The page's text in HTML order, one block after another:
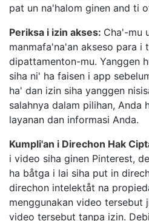
pat un na'halom ginen and ti
Periksa i izin akses: Cha'-mu
manmafa'na'an akseso para i
dipattamenton-mu. Yanggen
siha ni' ha faisen i app
ha' dan izin siha yanggen
salahnya dalam pilihan, Anda
layanan dan informasi Anda.
Kumpli'an i Direchon Hak
i video siha ginen Pinterest,
ha båtga i lai siha put in
direchon intelektåt na
menggunakan video tersebut
video tersebut tanpa izin.